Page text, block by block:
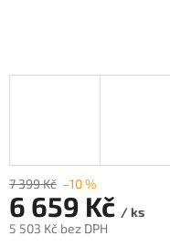
7 399 Kč –10 %
6 659 Kč / ks
5 503 Kč bez DPH